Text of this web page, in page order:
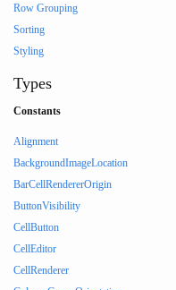
Row Grouping
Sorting
Styling
Types
Constants
Alignment
BackgroundImageLocation
BarCellRendererOrigin
ButtonVisibility
CellButton
CellEditor
CellRenderer